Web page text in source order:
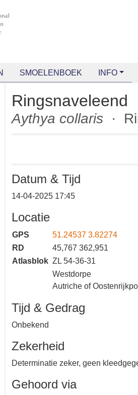
SMOELENBOEK INFO
Ringsnaveleend
Aythya collaris ·
Datum & Tijd
14-04-2025 17:45
Locatie
GPS
51.24537 3.82274
RD
45,767 362,951
Atlasblok ZL 54-36-31
Westdorpe
Autriche of
Tijd & Gedrag
Zekerheid
kleedgegevens